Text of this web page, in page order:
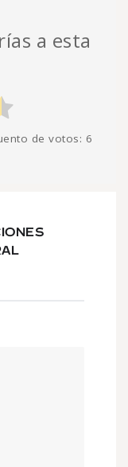
a esta
de votos: 6